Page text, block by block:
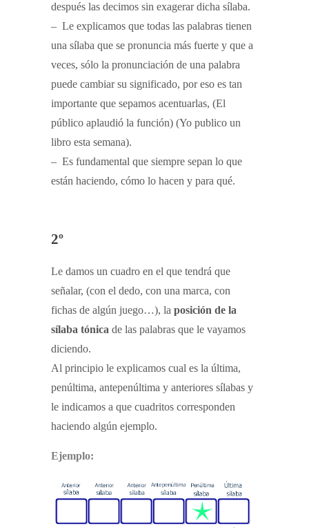
después las decimos sin exagerar dicha sílaba.
– Le explicamos que todas las palabras tienen
una sílaba que se pronuncia más fuerte y que a
veces, sólo la pronunciación de una palabra
puede cambiar su significado, por eso es tan
importante que sepamos acentuarlas, (El
público aplaudió la función) (Yo publico un
libro esta semana).
– Es fundamental que siempre sepan lo que
están haciendo, cómo lo hacen y para qué.
2º
Le damos un cuadro en el que tendrá que
señalar, (con el dedo, con una marca, con
fichas de algún juego…), la posición de la
sílaba tónica de las palabras que le vayamos
diciendo.
Al principio le explicamos cual es la última,
penúltima, antepenúltima y anteriores sílabas y
le indicamos a que cuadritos corresponden
haciendo algún ejemplo.
Ejemplo: